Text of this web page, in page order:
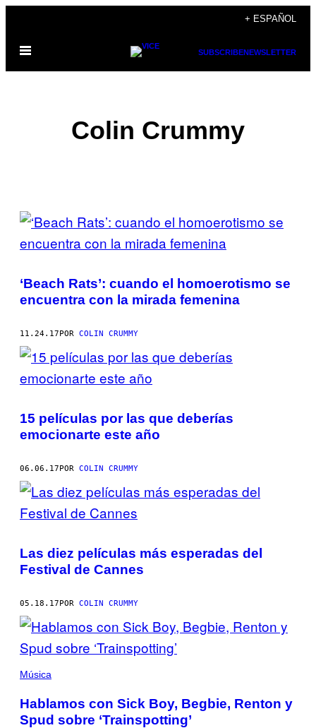
contenido
+ ESPAÑOL
Abrir
SUBSCRIBENEWSLETTER
Colin Crummy
POSTS
BY
THIS
AUTHOR
‘Beach Rats’: cuando el homoerotismo se
encuentra con la mirada femenina
11.24.17POR COLIN CRUMMY
15 películas por las que deberías
emocionarte este año
06.06.17POR COLIN CRUMMY
Las diez películas más esperadas del
Festival de Cannes
05.18.17POR COLIN CRUMMY
Música
Hablamos con Sick Boy, Begbie, Renton y
Spud sobre ‘Trainspotting’